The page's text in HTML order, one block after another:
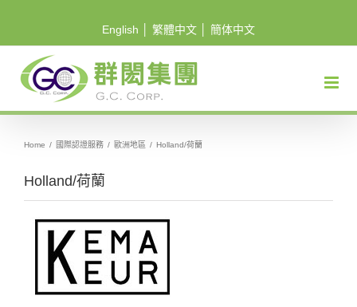
English 繁體中文 簡体中文
Home / 國際認證服務 / 歐洲地區 / Holland/荷蘭
Holland/荷蘭